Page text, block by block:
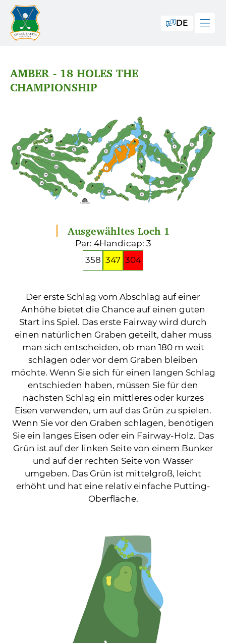
DE
AMBER - 18 HOLES THE
CHAMPIONSHIP
Ausgewähltes Loch 1
Par: 4Handicap: 3
358 347 304
Der erste Schlag vom Abschlag auf einer
Anhöhe bietet die Chance auf einen guten
Start ins Spiel. Das erste Fairway wird durch
einen natürlichen Graben geteilt, daher muss
man sich entscheiden, ob man 180 m weit
schlagen oder vor dem Graben bleiben
möchte. Wenn Sie sich für einen langen Schlag
entschieden haben, müssen Sie für den
nächsten Schlag ein mittleres oder kurzes
Eisen verwenden, um auf das Grün zu spielen.
Wenn Sie vor den Graben schlagen, benötigen
Sie ein langes Eisen oder ein Fairway-Holz. Das
Grün ist auf der linken Seite von einem Bunker
und auf der rechten Seite von Wasser
umgeben. Das Grün ist mittelgroß, leicht
erhöht und hat eine relativ einfache Putting-
Oberfläche.